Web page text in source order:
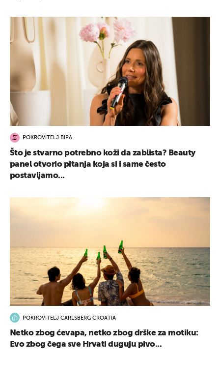
POKROVITELJ BIPA
Što je stvarno potrebno koži da zablista? Beauty
panel otvorio pitanja koja si i same često
postavljamo...
POKROVITELJ CARLSBERG CROATIA
Netko zbog ćevapa, netko zbog drške za motiku:
Evo zbog čega sve Hrvati duguju pivo...